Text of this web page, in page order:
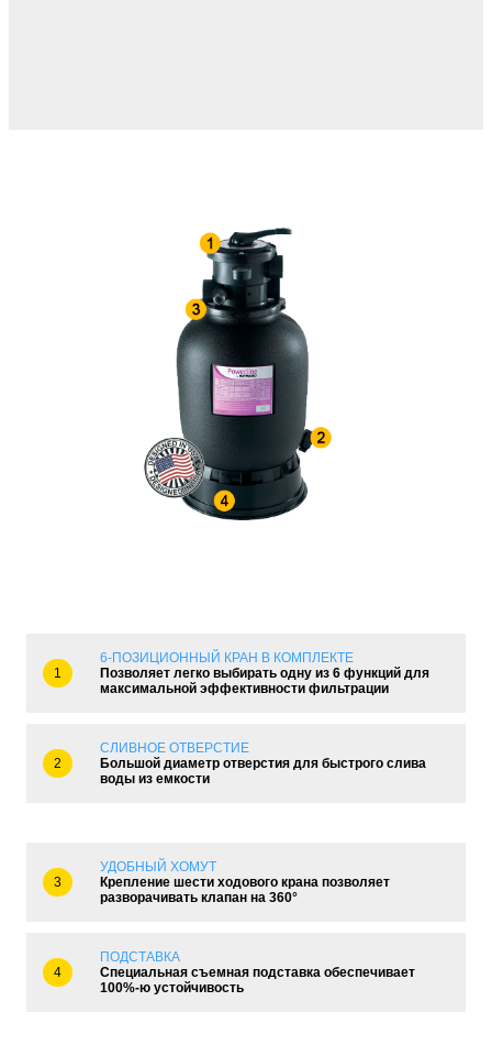
1
6-ПОЗИЦИОННЫЙ КРАН В КОМПЛЕКТЕ
Позволяет легко выбирать одну из 6 функций для
максимальной эффективности фильтрации
2
СЛИВНОЕ ОТВЕРСТИЕ
Большой диаметр отверстия для быстрого слива
воды из емкости
3
УДОБНЫЙ ХОМУТ
Крепление шести ходового крана позволяет
разворачивать клапан на 360°
4
ПОДСТАВКА
Специальная съемная подставка обеспечивает
100%-ю устойчивость